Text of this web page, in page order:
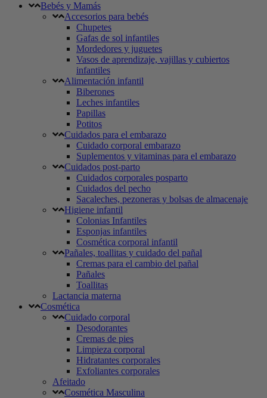
Bebés y Mamás
Accesorios para bebés
Chupetes
Gafas de sol infantiles
Mordedores y juguetes
Vasos de aprendizaje, vajillas y cubiertos
infantiles
Alimentación infantil
Biberones
Leches infantiles
Papillas
Potitos
Cuidados para el embarazo
Cuidado corporal embarazo
Suplementos y vitaminas para el embarazo
Cuidados post-parto
Cuidados corporales posparto
Cuidados del pecho
Sacaleches, pezoneras y bolsas de almacenaje
Higiene infantil
Colonias Infantiles
Esponjas infantiles
Cosmética corporal infantil
Pañales, toallitas y cuidado del pañal
Cremas para el cambio del pañal
Pañales
Toallitas
Lactancia materna
Cosmética
Cuidado corporal
Desodorantes
Cremas de pies
Limpieza corporal
Hidratantes corporales
Exfoliantes corporales
Afeitado
Cosmética Masculina